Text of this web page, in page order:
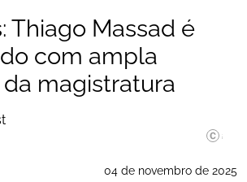
Thiago Massad é
com ampla
magistratura
04 de novembro de 2025